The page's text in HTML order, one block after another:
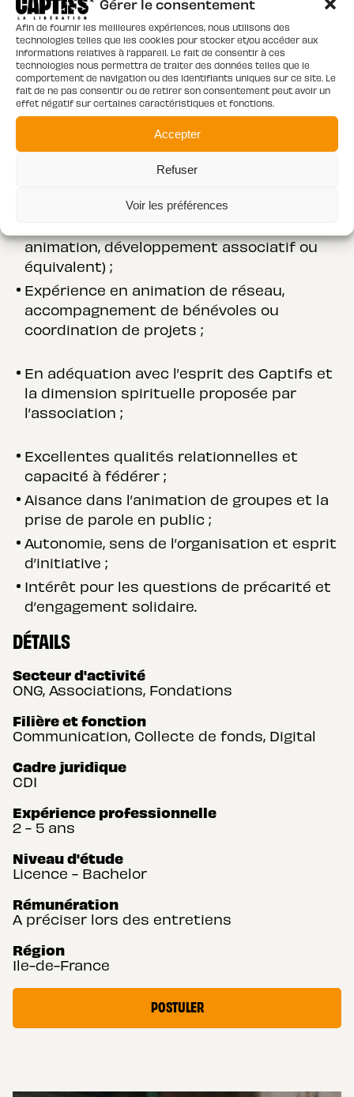
Gérer le consentement
Afin de fournir les meilleures expériences, nous utilisons des
technologies telles que les cookies pour stocker et/ou accéder aux
informations relatives à l'appareil. Le fait de consentir à ces
technologies nous permettra de traiter des données telles que le
comportement de navigation ou des identifiants uniques sur ce site. Le
fait de ne pas consentir ou de retirer son consentement peut avoir un
effet négatif sur certaines caractéristiques et fonctions.
Accepter
Refuser
Voir les préférences
DÉTAILS
Secteur d'activité
ONG, Associations, Fondations
Filière et fonction
Communication, Collecte de fonds, Digital
Cadre juridique
CDI
Expérience professionnelle
2 - 5 ans
Niveau d'étude
Licence - Bachelor
Rémunération
A préciser lors des entretiens
Région
Ile-de-France
POSTULER
Poste basé à Paris 11e, avec des
déplacements ponctuels à Paris et en
petite couronne ;
Activité incluant quelques interventions
en fin de journée de manière occasionnelle,
avec une intensification en période
animation, développement associatif ou
équivalent) ;
Expérience en animation de réseau,
accompagnement de bénévoles ou
coordination de projets ;
En adéquation avec l’esprit des Captifs et
la dimension spirituelle proposée par
l’association ;
Excellentes qualités relationnelles et
capacité à fédérer ;
Aisance dans l’animation de groupes et la
prise de parole en public ;
Autonomie, sens de l’organisation et esprit
d’initiative ;
Intérêt pour les questions de précarité et
d’engagement solidaire.